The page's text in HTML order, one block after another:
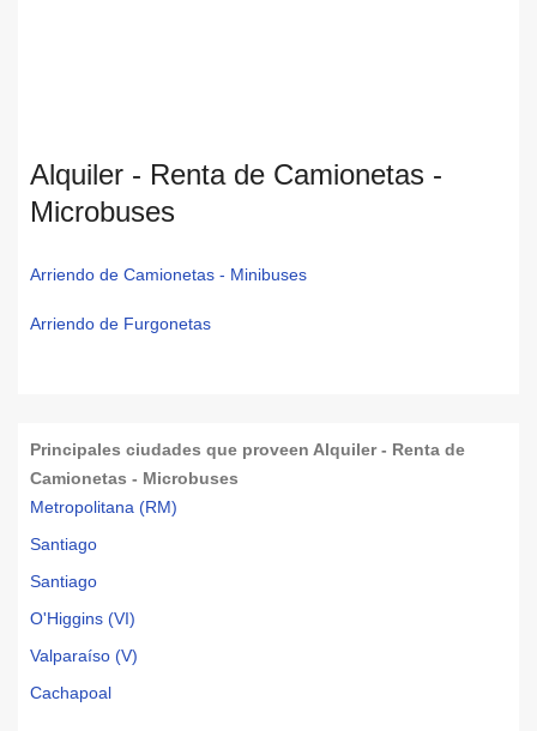
Alquiler - Renta de Camionetas -
Microbuses
Arriendo de Camionetas - Minibuses
Arriendo de Furgonetas
Principales ciudades que proveen Alquiler - Renta de
Camionetas - Microbuses
Metropolitana (RM)
Santiago
Santiago
O'Higgins (VI)
Valparaíso (V)
Cachapoal